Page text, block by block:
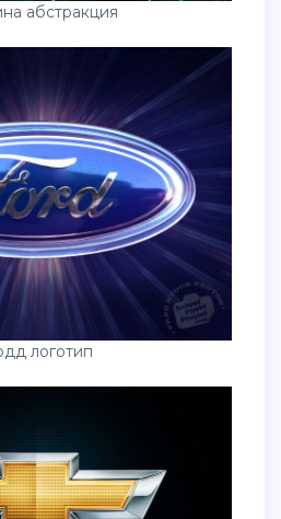
абстракция
логотип